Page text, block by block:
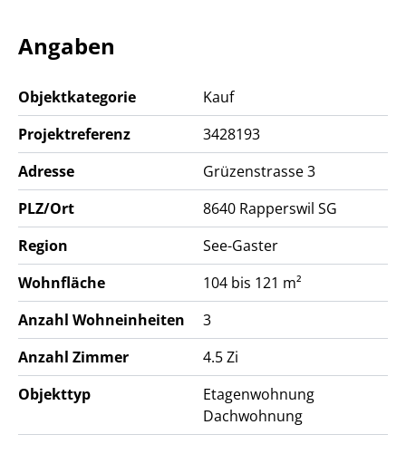
Wir freuen uns auf Ihre Anfrage.
Angaben
Objektkategorie
Kauf
Projektreferenz
3428193
Adresse
Grüzenstrasse 3
PLZ/Ort
8640 Rapperswil SG
Region
See-Gaster
Wohnfläche
104 bis 121 m²
Anzahl Wohneinheiten
3
Anzahl Zimmer
4.5 Zi
Objekttyp
Etagenwohnung
Dachwohnung